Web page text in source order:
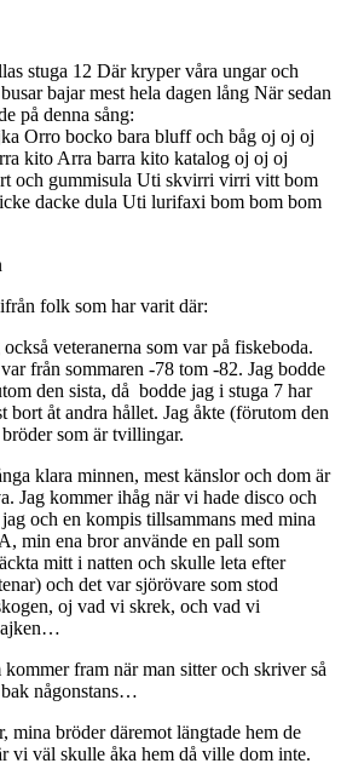
stuga 12 Där kryper våra ungar och
bajar mest hela dagen lång När sedan
på denna sång:
Orro bocko bara bluff och båg oj oj oj
kito Arra barra kito katalog oj oj oj
och gummisula Uti skvirri virri vitt bom
dacke dula Uti lurifaxi bom bom bom
folk som har varit där:
veteranerna som var på fiskeboda.
från sommaren -78 tom -82. Jag bodde
den sista, då bodde jag i stuga 7 har
bort åt andra hållet. Jag åkte (förutom den
som är tvillingar.
klara minnen, mest känslor och dom är
Jag kommer ihåg när vi hade disco och
och en kompis tillsammans med mina
min ena bror använde en pall som
mitt i natten och skulle leta efter
och det var sjörövare som stod
oj vad vi skrek, och vad vi
fram när man sitter och skriver så
någonstans…
mina bröder däremot längtade hem de
vi väl skulle åka hem då ville dom inte.